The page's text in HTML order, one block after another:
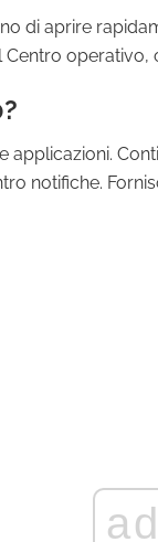
di aprire
notifiche.
ad